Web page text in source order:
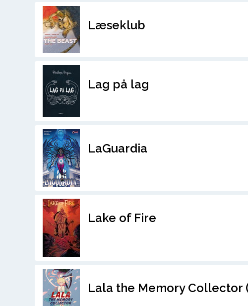
Læseklub
Lag på lag
LaGuardia
Lake of Fire
Lala the Memory Collector